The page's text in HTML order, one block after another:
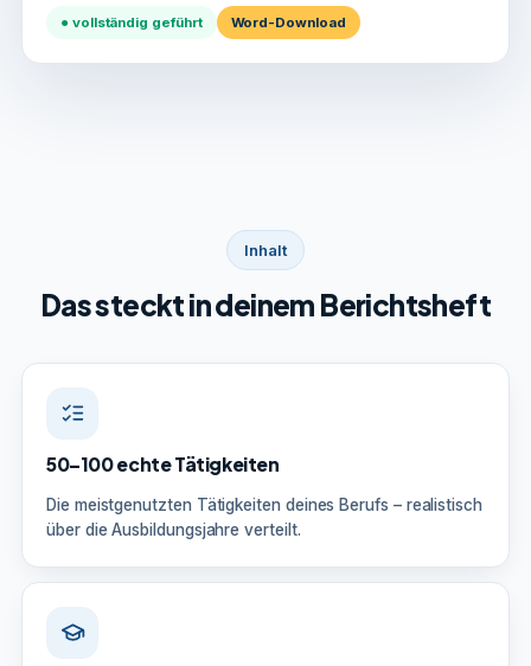
● vollständig geführt Word-Download
Inhalt
Das steckt in deinem Berichtsheft
50–100 echte Tätigkeiten
Die meistgenutzten Tätigkeiten deines Berufs – realistisch
über die Ausbildungsjahre verteilt.